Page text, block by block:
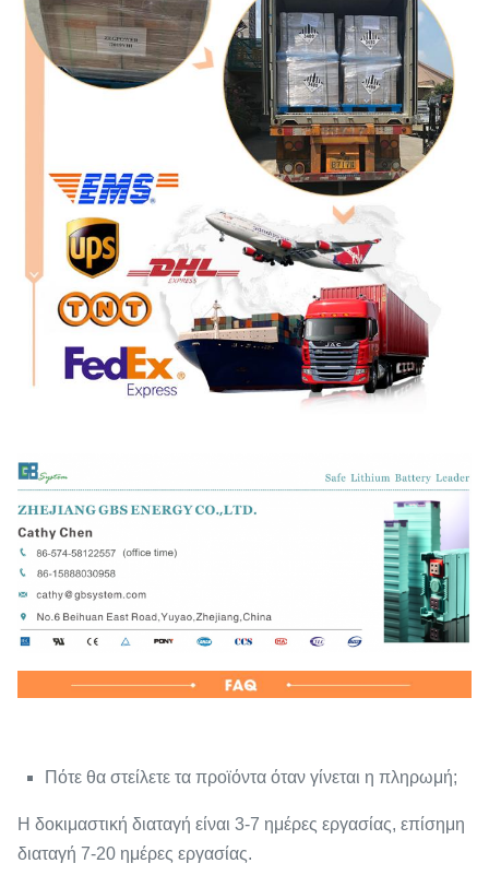
Πότε θα στείλετε τα προϊόντα όταν γίνεται η πληρωμή;
Η δοκιμαστική διαταγή είναι 3-7 ημέρες εργασίας, επίσημη
διαταγή 7-20 ημέρες εργασίας.